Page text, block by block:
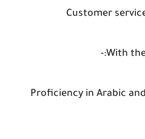
Customer
With
1. Proficiency in Arabic